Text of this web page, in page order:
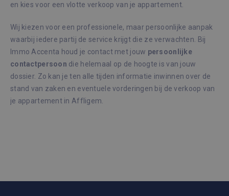
en kies voor een vlotte verkoop van je appartement.
Wij kiezen voor een professionele, maar persoonlijke aanpak
waarbij iedere partij de service krijgt die ze verwachten. Bij
Immo Accenta houd je contact met jouw persoonlijke
contactpersoon die helemaal op de hoogte is van jouw
dossier. Zo kan je ten alle tijden informatie inwinnen over de
stand van zaken en eventuele vorderingen bij de verkoop van
je appartement in Affligem.
CookieScriptConsent
CookieScript
immoaccenta.be
1 maand